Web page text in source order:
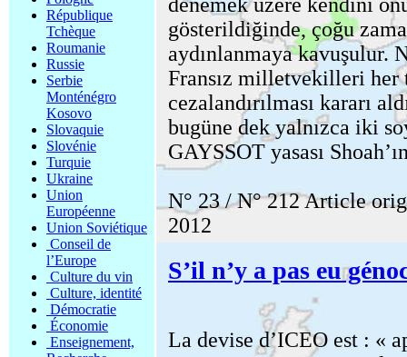
République
Tchèque
Roumanie
Russie
Serbie
Monténégro
Kosovo
Slovaquie
Slovénie
Turquie
Ukraine
Union
Européenne
Union Soviétique
Conseil de
l’Europe
Culture du vin
Culture, identité
Démocratie
Économie
Enseignement,
gösterildiğinde, çoğu
aydınlanmaya kavuşulur.
Fransız milletvekilleri her
cezalandırılması kararı
bugüne dek yalnızca iki
GAYSSOT yasası
N° 23 / N° 212 Article
2012
S’il n’y a pas eu
La devise d’ICEO est : «